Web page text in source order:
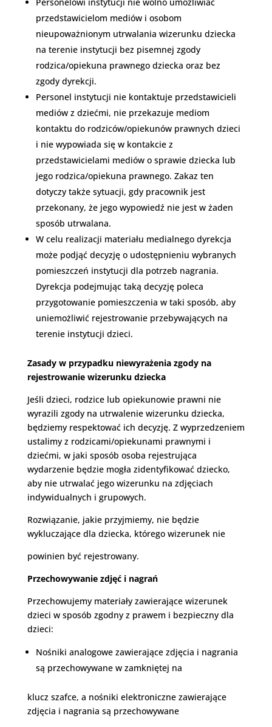
przedstawicielom mediów i osobom
nieupoważnionym utrwalania wizerunku dziecka
na terenie instytucji bez pisemnej zgody
rodzica/opiekuna prawnego dziecka oraz bez
zgody dyrekcji.
Personel instytucji nie kontaktuje przedstawicieli
mediów z dziećmi, nie przekazuje mediom
kontaktu do rodziców/opiekunów prawnych dzieci
i nie wypowiada się w kontakcie z
przedstawicielami mediów o sprawie dziecka lub
jego rodzica/opiekuna prawnego. Zakaz ten
dotyczy także sytuacji, gdy pracownik jest
przekonany, że jego wypowiedź nie jest w żaden
sposób utrwalana.
W celu realizacji materiału medialnego dyrekcja
może podjąć decyzję o udostępnieniu wybranych
pomieszczeń instytucji dla potrzeb nagrania.
Dyrekcja podejmując taką decyzję poleca
przygotowanie pomieszczenia w taki sposób, aby
uniemożliwić rejestrowanie przebywających na
terenie instytucji dzieci.
Zasady w przypadku niewyrażenia zgody na
rejestrowanie wizerunku dziecka
Jeśli dzieci, rodzice lub opiekunowie prawni nie
wyrazili zgody na utrwalenie wizerunku dziecka,
będziemy respektować ich decyzję. Z wyprzedzeniem
ustalimy z rodzicami/opiekunami prawnymi i
dziećmi, w jaki sposób osoba rejestrująca
wydarzenie będzie mogła zidentyfikować dziecko,
aby nie utrwalać jego wizerunku na zdjęciach
indywidualnych i grupowych.
Rozwiązanie, jakie przyjmiemy, nie będzie
wykluczające dla dziecka, którego wizerunek nie
powinien być rejestrowany.
Przechowywanie zdjęć i nagrań
Przechowujemy materiały zawierające wizerunek
dzieci w sposób zgodny z prawem i bezpieczny dla
dzieci:
Nośniki analogowe zawierające zdjęcia i nagrania
są przechowywane w zamkniętej na
klucz szafce, a nośniki elektroniczne zawierające
zdjęcia i nagrania są przechowywane